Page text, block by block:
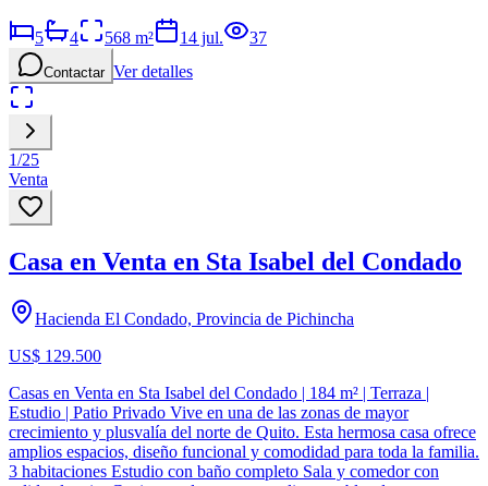
5 4 568 m² 14 jul. 37
Contactar Ver detalles
1/25
Venta
Casa en Venta en Sta Isabel del Condado
Hacienda El Condado, Provincia de Pichincha
US$ 129.500
Casas en Venta en Sta Isabel del Condado | 184 m² | Terraza |
Estudio | Patio Privado Vive en una de las zonas de mayor
crecimiento y plusvalía del norte de Quito. Esta hermosa casa ofrece
amplios espacios, diseño funcional y comodidad para toda la familia.
3 habitaciones Estudio con baño completo Sala y comedor con